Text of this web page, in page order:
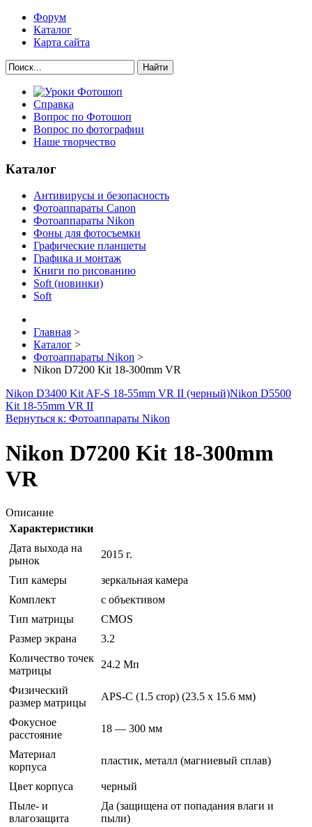
Форум
Каталог
Карта сайта
Найти
Справка
Вопрос по Фотошоп
Вопрос по фотографии
Наше творчество
Каталог
Антивирусы и безопасность
Фотоаппараты Canon
Фотоаппараты Nikon
Фоны для фотосъемки
Графические планшеты
Графика и монтаж
Книги по рисованию
Soft (новинки)
Soft
Главная >
Каталог >
Фотоаппараты Nikon >
Nikon D7200 Kit 18-300mm VR
Nikon D3400 Kit AF-S 18-55mm VR II (черный)Nikon D5500
Kit 18-55mm VR II
Вернуться к: Фотоаппараты Nikon
Nikon D7200 Kit 18-300mm
VR
Описание
Характеристики
Дата выхода на
рынок
2015 г.
Тип камеры
зеркальная камера
Комплект
с объективом
Тип матрицы
CMOS
Размер экрана
3.2
Количество точек
матрицы
24.2 Мп
Физический
размер матрицы
APS-C (1.5 crop) (23.5 x 15.6 мм)
Фокусное
расстояние
18 — 300 мм
Материал
корпуса
пластик, металл (магниевый сплав)
Цвет корпуса
черный
Пыле- и
влагозащита
Да (защищена от попадания влаги и
пыли)